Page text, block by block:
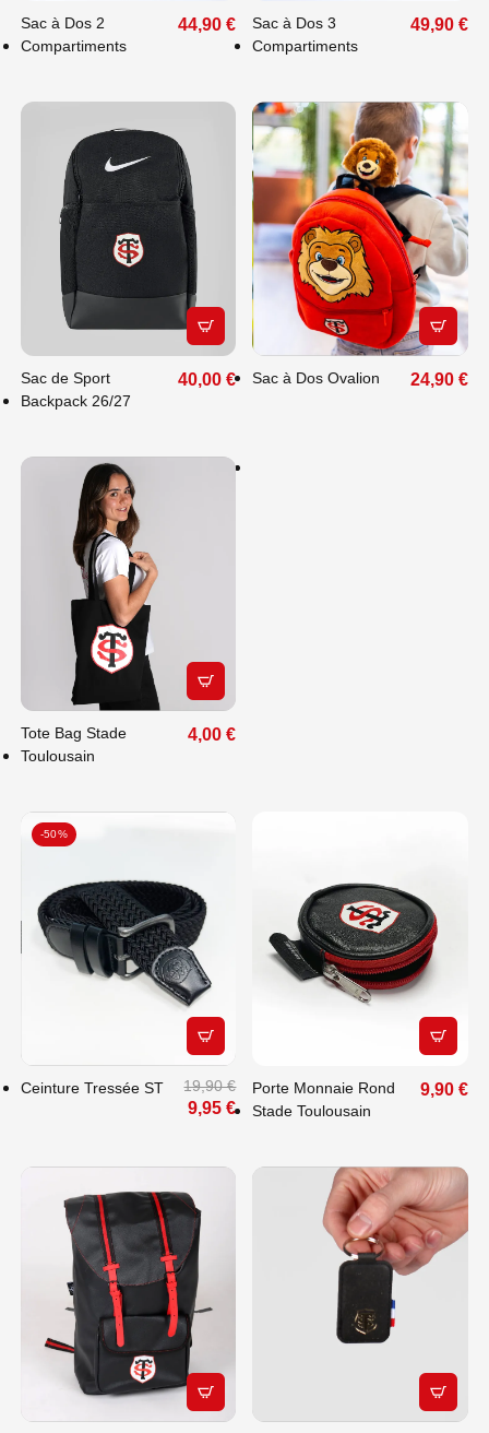
Sac à Dos 2
Compartiments
44,90 €
Sac à Dos 3
Compartiments
49,90 €
APERÇU RAPIDE
Sac de Sport
Backpack 26/27
40,00 € Sac à Dos Ovalion 24,90 €
APERÇU RAPIDE
Tote Bag Stade
Toulousain
4,00 €
FAITES PLAISIR
À VOS PROCHES
: OFFREZ-LEUR
APERÇU RAPIDE
-50%
Ceinture Tressée ST 19,90 €
9,95 €
Porte Monnaie Rond
Stade Toulousain
9,90 €
APERÇU RAPIDE